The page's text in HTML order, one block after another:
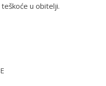
u obitelji.